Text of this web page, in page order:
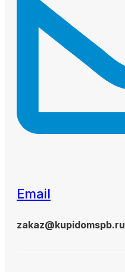
Email
zakaz@kupidomspb.ru